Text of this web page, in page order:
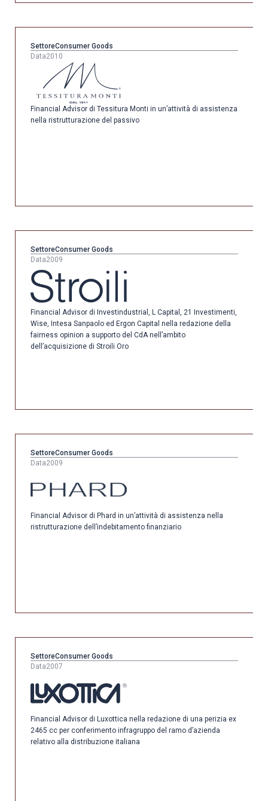
SettoreConsumer Goods
Data2010
Financial Advisor di Tessitura Monti in un’attività di assistenza
nella ristrutturazione del passivo
SettoreConsumer Goods
Data2009
Financial Advisor di Investindustrial, L Capital, 21 Investimenti,
Wise, Intesa Sanpaolo ed Ergon Capital nella redazione della
fairness opinion a supporto del CdA nell’ambito
dell’acquisizione di Stroili Oro
SettoreConsumer Goods
Data2009
Financial Advisor di Phard in un’attività di assistenza nella
ristrutturazione dell’indebitamento finanziario
SettoreConsumer Goods
Data2007
Financial Advisor di Luxottica nella redazione di una perizia ex
2465 cc per conferimento infragruppo del ramo d’azienda
relativo alla distribuzione italiana